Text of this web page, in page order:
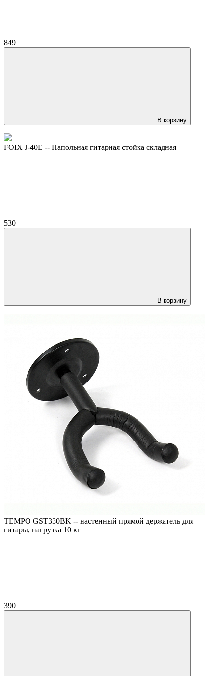
849
В корзину
FOIX J-40E -- Напольная гитарная стойка складная
530
В корзину
TEMPO GST330BK -- настенный прямой держатель для
гитары, нагрузка 10 кг
390